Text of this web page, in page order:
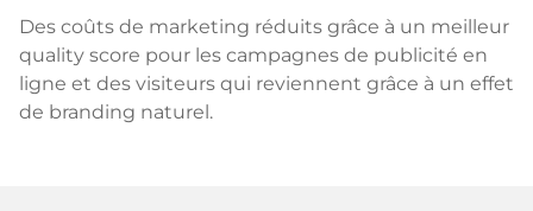
Des coûts de marketing réduits grâce à un meilleur
quality score pour les campagnes de publicité en
ligne et des visiteurs qui reviennent grâce à un effet
de branding naturel.